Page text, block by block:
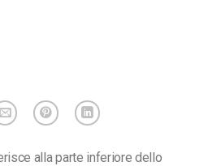
alla parte inferiore dello